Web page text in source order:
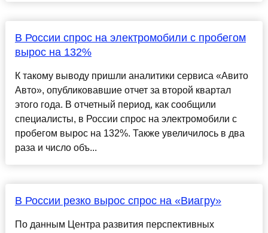
В России спрос на электромобили с пробегом
вырос на 132%
К такому выводу пришли аналитики сервиса «Авито
Авто», опубликовавшие отчет за второй квартал
этого года. В отчетный период, как сообщили
специалисты, в России спрос на электромобили с
пробегом вырос на 132%. Также увеличилось в два
раза и число объ...
В России резко вырос спрос на «Виагру»
По данным Центра развития перспективных